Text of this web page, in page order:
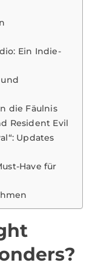
Ein Indie-
die Fäulnis
Resident Evil
Updates
Have für